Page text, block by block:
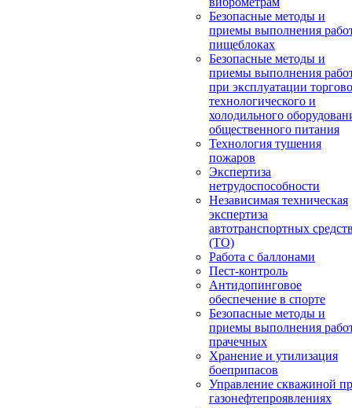
Безопасные методы и
приемы выполнения
пищеблоках
Безопасные методы и
приемы выполнения
при эксплуатации
технологического и
холодильного
общественного питания
Технология тушения
пожаров
Экспертиза
нетрудоспособности
Независимая техническая
экспертиза
автотранспортных
(ТО)
Работа с баллонами
Пест-контроль
Антидопинговое
обеспечение в спорте
Безопасные методы и
приемы выполнения
прачечных
Хранение и утилизация
боеприпасов
Управление скважиной
газонефтепроявлениях